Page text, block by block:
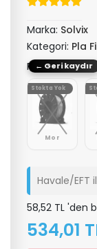
Marka: Solvix
Kategori: Pla
Renk: Kızılaltın
Mor
Stokta Yok
← Geri kaydır
Havale/EFT
58,52 TL 'den
534,01